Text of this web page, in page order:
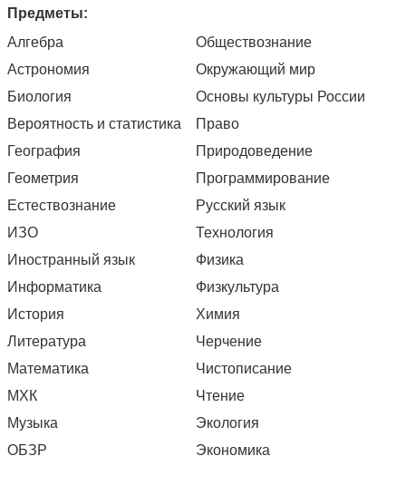
Предметы:
Алгебра
Астрономия
Биология
Вероятность и статистика
География
Геометрия
Естествознание
ИЗО
Иностранный язык
Информатика
История
Литература
Математика
МХК
Музыка
ОБЗР
Обществознание
Окружающий мир
Основы культуры России
Право
Природоведение
Программирование
Русский язык
Технология
Физика
Физкультура
Химия
Черчение
Чистописание
Чтение
Экология
Экономика